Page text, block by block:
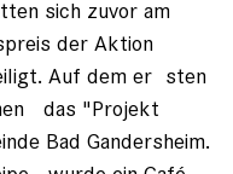
sich zuvor am
der Aktion
Auf dem ­er sten
das "Projekt
Bad Gandersheim.